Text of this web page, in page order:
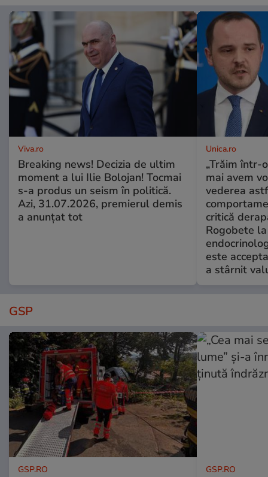
Viva.ro
Breaking news! Decizia de ultim
moment a lui Ilie Bolojan! Tocmai
s-a produs un seism în politică.
Azi, 31.07.2026, premierul demis
a anunțat tot
Unica.ro
„Trăim într-
mai avem
vederea
critică
Rogobete
este
a stârnit
GSP
GSP.RO GSP.RO